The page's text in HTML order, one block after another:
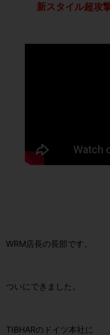
新スタイル超攻
WRM店長の長部です。
ついにできました。
TIBHARのドイツ本社に